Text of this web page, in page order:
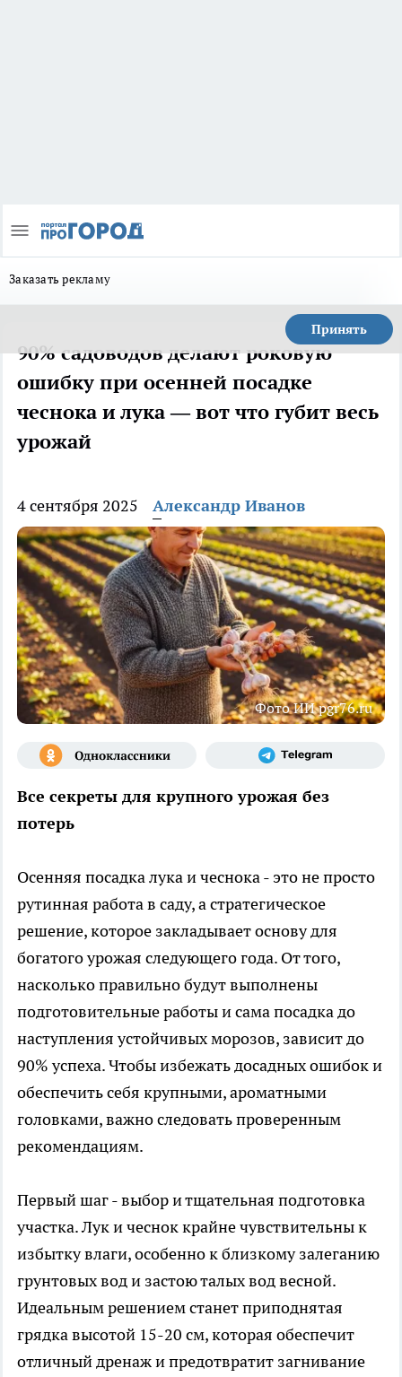
Заказать рекламу
Принять
90% садоводов делают роковую
ошибку при осенней посадке
чеснока и лука — вот что губит весь
урожай
4 сентября 2025 Александр Иванов
Фото ИИ pgr76.ru
Все секреты для крупного урожая без
потерь
Осенняя посадка лука и чеснока - это не просто
рутинная работа в саду, а стратегическое
решение, которое закладывает основу для
богатого урожая следующего года. От того,
насколько правильно будут выполнены
подготовительные работы и сама посадка до
наступления устойчивых морозов, зависит до
90% успеха. Чтобы избежать досадных ошибок и
обеспечить себя крупными, ароматными
головками, важно следовать проверенным
рекомендациям.
Первый шаг - выбор и тщательная подготовка
участка. Лук и чеснок крайне чувствительны к
избытку влаги, особенно к близкому залеганию
грунтовых вод и застою талых вод весной.
Идеальным решением станет приподнятая
грядка высотой 15-20 см, которая обеспечит
отличный дренаж и предотвратит загнивание